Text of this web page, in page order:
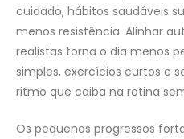
cuidado, hábitos saudáveis
menos resistência. Alinhar
realistas torna o dia menos
simples, exercícios curtos e
ritmo que caiba na rotina
Os pequenos progressos